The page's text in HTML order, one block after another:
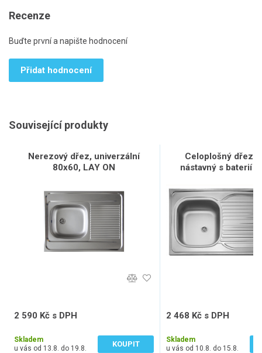
Recenze
Buďte první a napište hodnocení
Přidat hodnocení
Související produkty
Nerezový dřez, univerzální
80x60, LAY ON
2 590 Kč s DPH
Skladem
u vás od 13.8. do 19.8.
KOUPIT
Celoplošný dřez
nástavný s baterií
2 468 Kč s DPH
Skladem
u vás od 10.8. do 15.8.